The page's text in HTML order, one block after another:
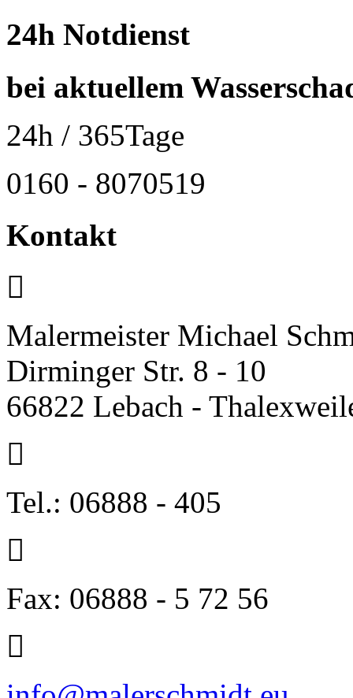
24h Notdienst
bei aktuellem
24h / 365Tage
0160 - 8070519
Kontakt
Malermeister Michael
Dirminger Str. 8 - 10
66822 Lebach -
Tel.: 06888 - 405
Fax: 06888 - 5 72 56